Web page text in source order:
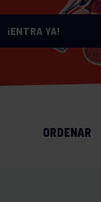
¡ENTRA YA!
ORDENAR